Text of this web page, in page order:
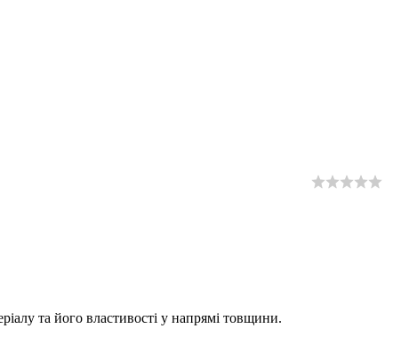
та його властивості у напрямі товщини.